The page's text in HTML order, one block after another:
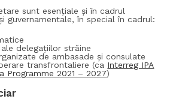
sunt esențiale și în cadrul
guvernamentale, în special în cadrul:
delegațiilor străine
de ambasade și consulate
transfrontaliere (ca Interreg IPA
Programme 2021 – 2027)